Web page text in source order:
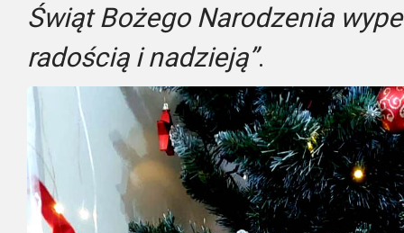
Świąt Bożego Narodzenia
radością i nadzieją”.